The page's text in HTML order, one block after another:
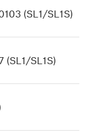
(SL1/SL1S)
(SL1/SL1S)